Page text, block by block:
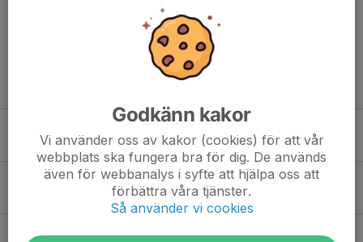
Årsmöte 8 juni kl.20.
12 maj, 19:45 0
24 feb, 20:43 0
Familjepingis
Godkänn kakor
Vi använder oss av kakor (cookies) för att vår
webbplats ska fungera bra för dig. De används
även för webbanalys i syfte att hjälpa oss att
förbättra våra tjänster.
Så använder vi cookies